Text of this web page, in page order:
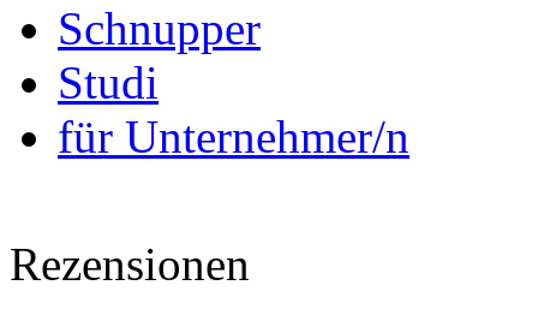
Schnupper
Studi
für Unternehmer/n
Rezensionen